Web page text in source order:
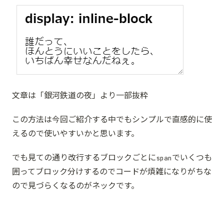
文章は「銀河鉄道の夜」より一部抜粋
この方法は今回ご紹介する中でもシンプルで直感的に使
えるので使いやすいかと思います。
でも見ての通り改行するブロックごとにspanでいくつも
囲ってブロック分けするのでコードが煩雑になりがちな
ので見づらくなるのがネックです。